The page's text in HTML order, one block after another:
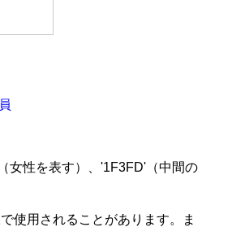
女性を表す）、'1F3FD'（中間の
使用されることがあります。ま